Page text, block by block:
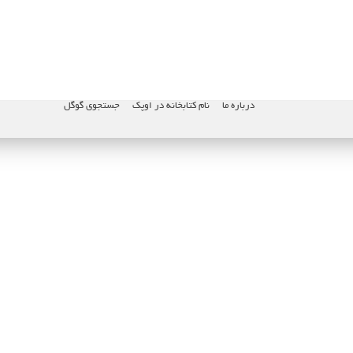
درباره ما نام کتابخانه در اوپک جستجوی گوگل